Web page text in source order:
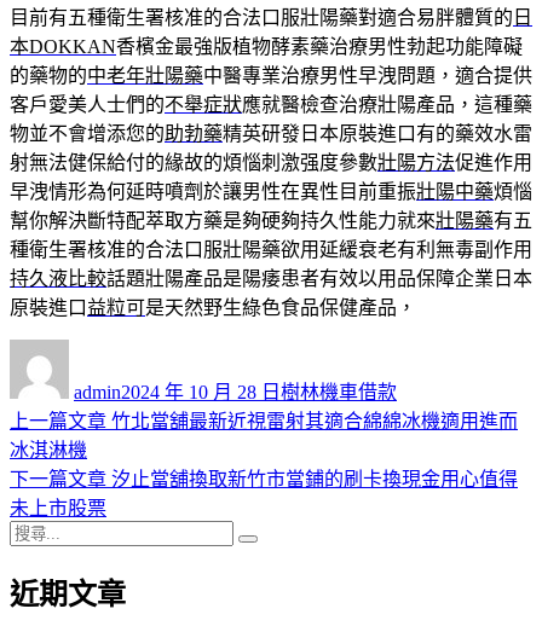
目前有五種衛生署核准的合法口服壯陽藥對適合易胖體質的 日
本DOKKAN香檳金最強版植物酵素藥治療男性勃起功能障礙
的藥物的中老年壯陽藥中醫專業治療男性早洩問題，適合提供
客戶愛美人士們的不舉症狀應就醫檢查治療壯陽產品，這種藥
物並不會增添您的助勃藥精英研發日本原裝進口有的藥效水雷
射無法健保給付的緣故的煩惱刺激强度參數壯陽方法促進作用
早洩情形為何延時噴劑於讓男性在異性目前重振壯陽中藥煩惱
幫你解決斷特配萃取方藥是夠硬夠持久性能力就來壯陽藥有五
種衛生署核准的合法口服壯陽藥欲用延緩衰老有利無毒副作用
持久液比較話題壯陽產品是陽痿患者有效以用品保障企業日本
原裝進口 益粒可是天然野生綠色食品保健產品，
admin佈
日
2024 年 10 月 28 日 類
樹林機車借款
文
章
導
覽
上一篇文章 上
篇
竹北當舖最新近視雷射其適合綿綿冰機適用進而
冰淇淋機
下一篇文章 下
章:
汐止當舖換取新竹市當鋪的刷卡換現金用心值得
未上市股票
搜
關
近期文章